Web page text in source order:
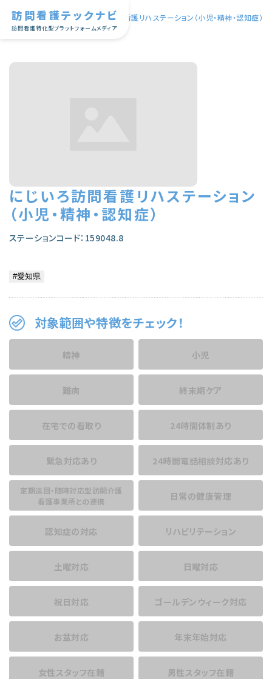
訪問看護テックナビ
訪問看護特化型プラットフォームメディア
TOP | にじいろ訪問看護リハステーション（小児・精神・認知症）
にじいろ訪問看護リハステーション
（小児・精神・認知症）
ステーションコード：159048.8
対象範囲や特徴をチェック！
精神 小児
難病 終末期ケア
在宅での看取り 24時間体制あり
緊急対応あり 24時間電話相談対応あり
定期巡回・随時対応型訪問介護
看護事業所との連携
日常の健康管理
認知症の対応 リハビリテーション
土曜対応 日曜対応
祝日対応 ゴールデンウィーク対応
お盆対応 年末年始対応
女性スタッフ在籍 男性スタッフ在籍